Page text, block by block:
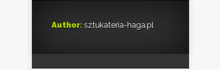
Author: sztukateria-haga.pl